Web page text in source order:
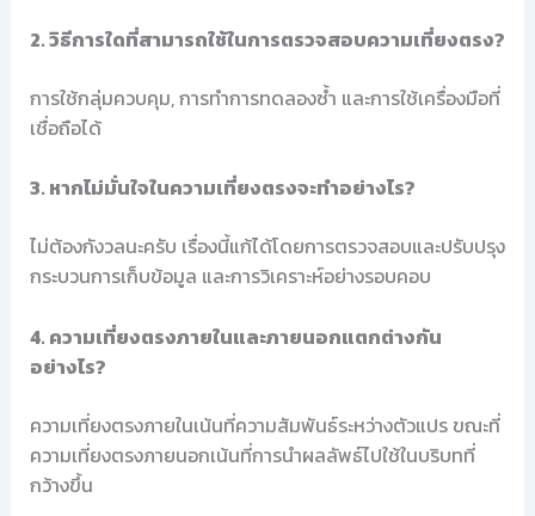
2. วิธีการใดที่สามารถใช้ในการตรวจสอบความเที่ยงตรง?
การใช้กลุ่มควบคุม, การทำการทดลองซ้ำ และการใช้เครื่องมือที่
เชื่อถือได้
3. หากไม่มั่นใจในความเที่ยงตรงจะทำอย่างไร?
ไม่ต้องกังวลนะครับ เรื่องนี้แก้ได้โดยการตรวจสอบและปรับปรุง
กระบวนการเก็บข้อมูล และการวิเคราะห์อย่างรอบคอบ
4. ความเที่ยงตรงภายในและภายนอกแตกต่างกัน
อย่างไร?
ความเที่ยงตรงภายในเน้นที่ความสัมพันธ์ระหว่างตัวแปร ขณะที่
ความเที่ยงตรงภายนอกเน้นที่การนำผลลัพธ์ไปใช้ในบริบทที่
กว้างขึ้น